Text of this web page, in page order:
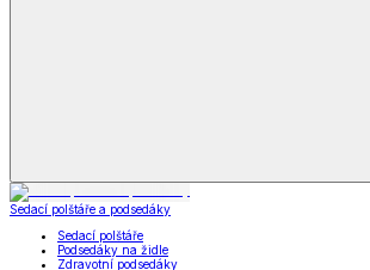
Sedací polštáře a podsedáky
Sedací polštáře
Podsedáky na židle
Zdravotní podsedáky